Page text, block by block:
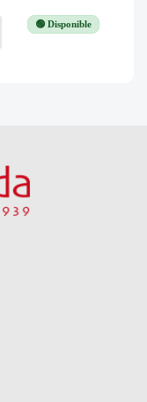
🟢 Disponible